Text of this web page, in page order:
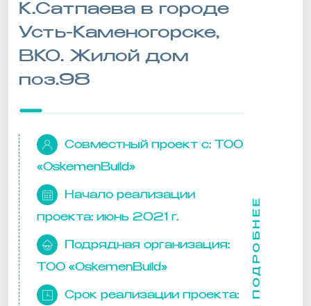
К.Сатпаева в городе
Усть-Каменогорске,
ВКО. Жилой дом
поз.98
Совместный проект с: ТОО
«OskemenBuild»
Начало реализации
проекта: июнь 2021 г.
Подрядная организация:
ТОО «OskemenBuild»
Срок реализации проекта: ПОДРОБНЕЕ